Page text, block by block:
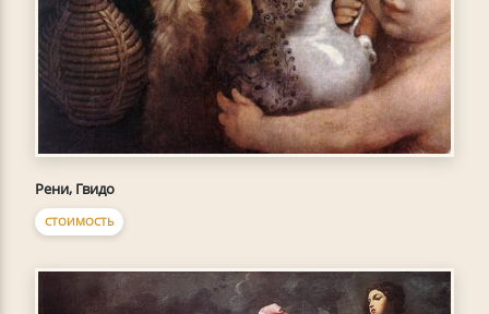
Рени, Гвидо
СТОИМОСТЬ